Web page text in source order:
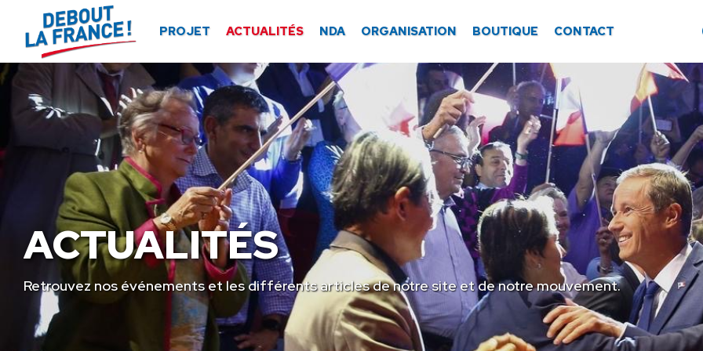
PROJET ACTUALITÉS NDA ORGANISATION BOUTIQUE CONTACT
ACTUALITÉS
Retrouvez nos événements et les différents articles de notre site et de notre mouvement.
Panneau de gestion des cookies